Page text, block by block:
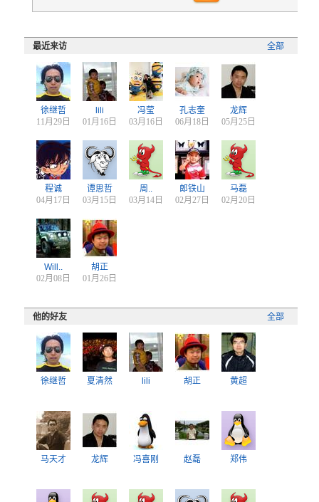
全部
最近来访
徐继哲
11月29日
lili
01月16日
冯莹
03月16日
孔志奎
06月18日
龙辉
05月25日
程诚
04月17日
谭思哲
03月15日
周..
03月14日
郎铁山
02月27日
马磊
02月20日
Will..
02月08日
胡正
01月26日
全部
他的好友
徐继哲 夏清然 lili 胡正 黄超
马天才 龙辉 冯喜刚 赵磊 郑伟